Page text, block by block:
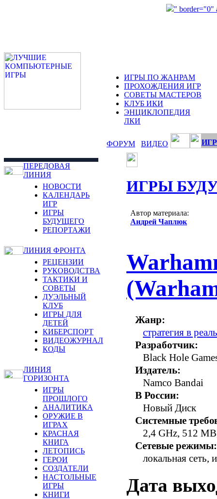
" border="0"
ИГРЫ ПО ЖАНРАМ
ПРОХОЖДЕНИЯ ИГР
СОВЕТЫ МАСТЕРОВ
КЛУБ ИКИ
ЭНЦИКЛОПЕДИЯ
ЛКИ
ФОРУМ ВИДЕО
ПЕРЕДОВАЯ
ЛИНИЯ
НОВОСТИ
КАЛЕНДАРЬ
ИГР
ИГРЫ
БУДУЩЕГО
РЕПОРТАЖИ
ЛИНИЯ ФРОНТА
РЕЦЕНЗИИ
РУКОВОДСТВА
ТАКТИКИ И
СОВЕТЫ
ДУЭЛЬНЫЙ
КЛУБ
ИГРЫ ДЛЯ
ДЕТЕЙ
КИБЕРСПОРТ
ВИДЕОЖУРНАЛ
КОДЫ
ЛИНИЯ
ГОРИЗОНТА
ИГРЫ
ПРОШЛОГО
АНАЛИТИКА
ОРУЖИЕ В
ИГРАХ
КРАСНАЯ
КНИГА
ЛЕТОПИСЬ
ГЕРОИ
СОЗДАТЕЛИ
НАСТОЛЬНЫЕ
ИГРЫ
КНИГИ
ИГРЫ
Автор материала:
Андрей Чаплюк
Жанр:
стратегия в
Разработчик:
Black Hole
Издатель:
Namco Bandai
В России:
Новый Диск
Системные
2,4 GHz, 512
Сетевые режимы:
локальная сеть,
Дата